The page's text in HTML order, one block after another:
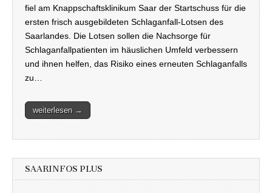
fiel am Knappschaftsklinikum Saar der Startschuss für die
ersten frisch ausgebildeten Schlaganfall-Lotsen des
Saarlandes. Die Lotsen sollen die Nachsorge für
Schlaganfallpatienten im häuslichen Umfeld verbessern
und ihnen helfen, das Risiko eines erneuten Schlaganfalls
zu…
weiterlesen →
SAARINFOS PLUS